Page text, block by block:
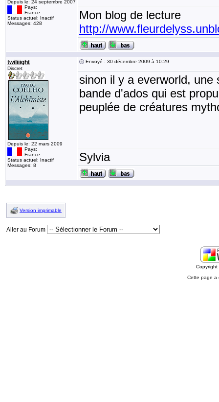
Depuis le: 24 septembre 2007
Pays:
France
Status actuel: Inactif
Messages: 428
Mon blog de lecture
http://
twiliiight
Discret
Depuis le: 22 mars 2009
Pays:
France
Status actuel: Inactif
Messages: 8
Envoyé : 30 décembre 2009 à 10:29
sinon il y a everworld,
bande d'ados qui est
peuplée de créatures
Sylvia
Version imprimable
Aller au Forum
Cette page a